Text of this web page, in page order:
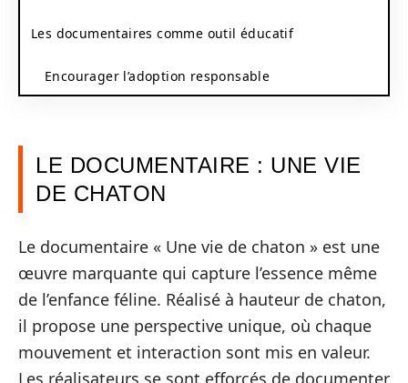
Les documentaires comme outil éducatif
Encourager l’adoption responsable
LE DOCUMENTAIRE : UNE VIE
DE CHATON
Le documentaire « Une vie de chaton » est une
œuvre marquante qui capture l’essence même
de l’enfance féline. Réalisé à hauteur de chaton,
il propose une perspective unique, où chaque
mouvement et interaction sont mis en valeur.
Les réalisateurs se sont efforcés de documenter